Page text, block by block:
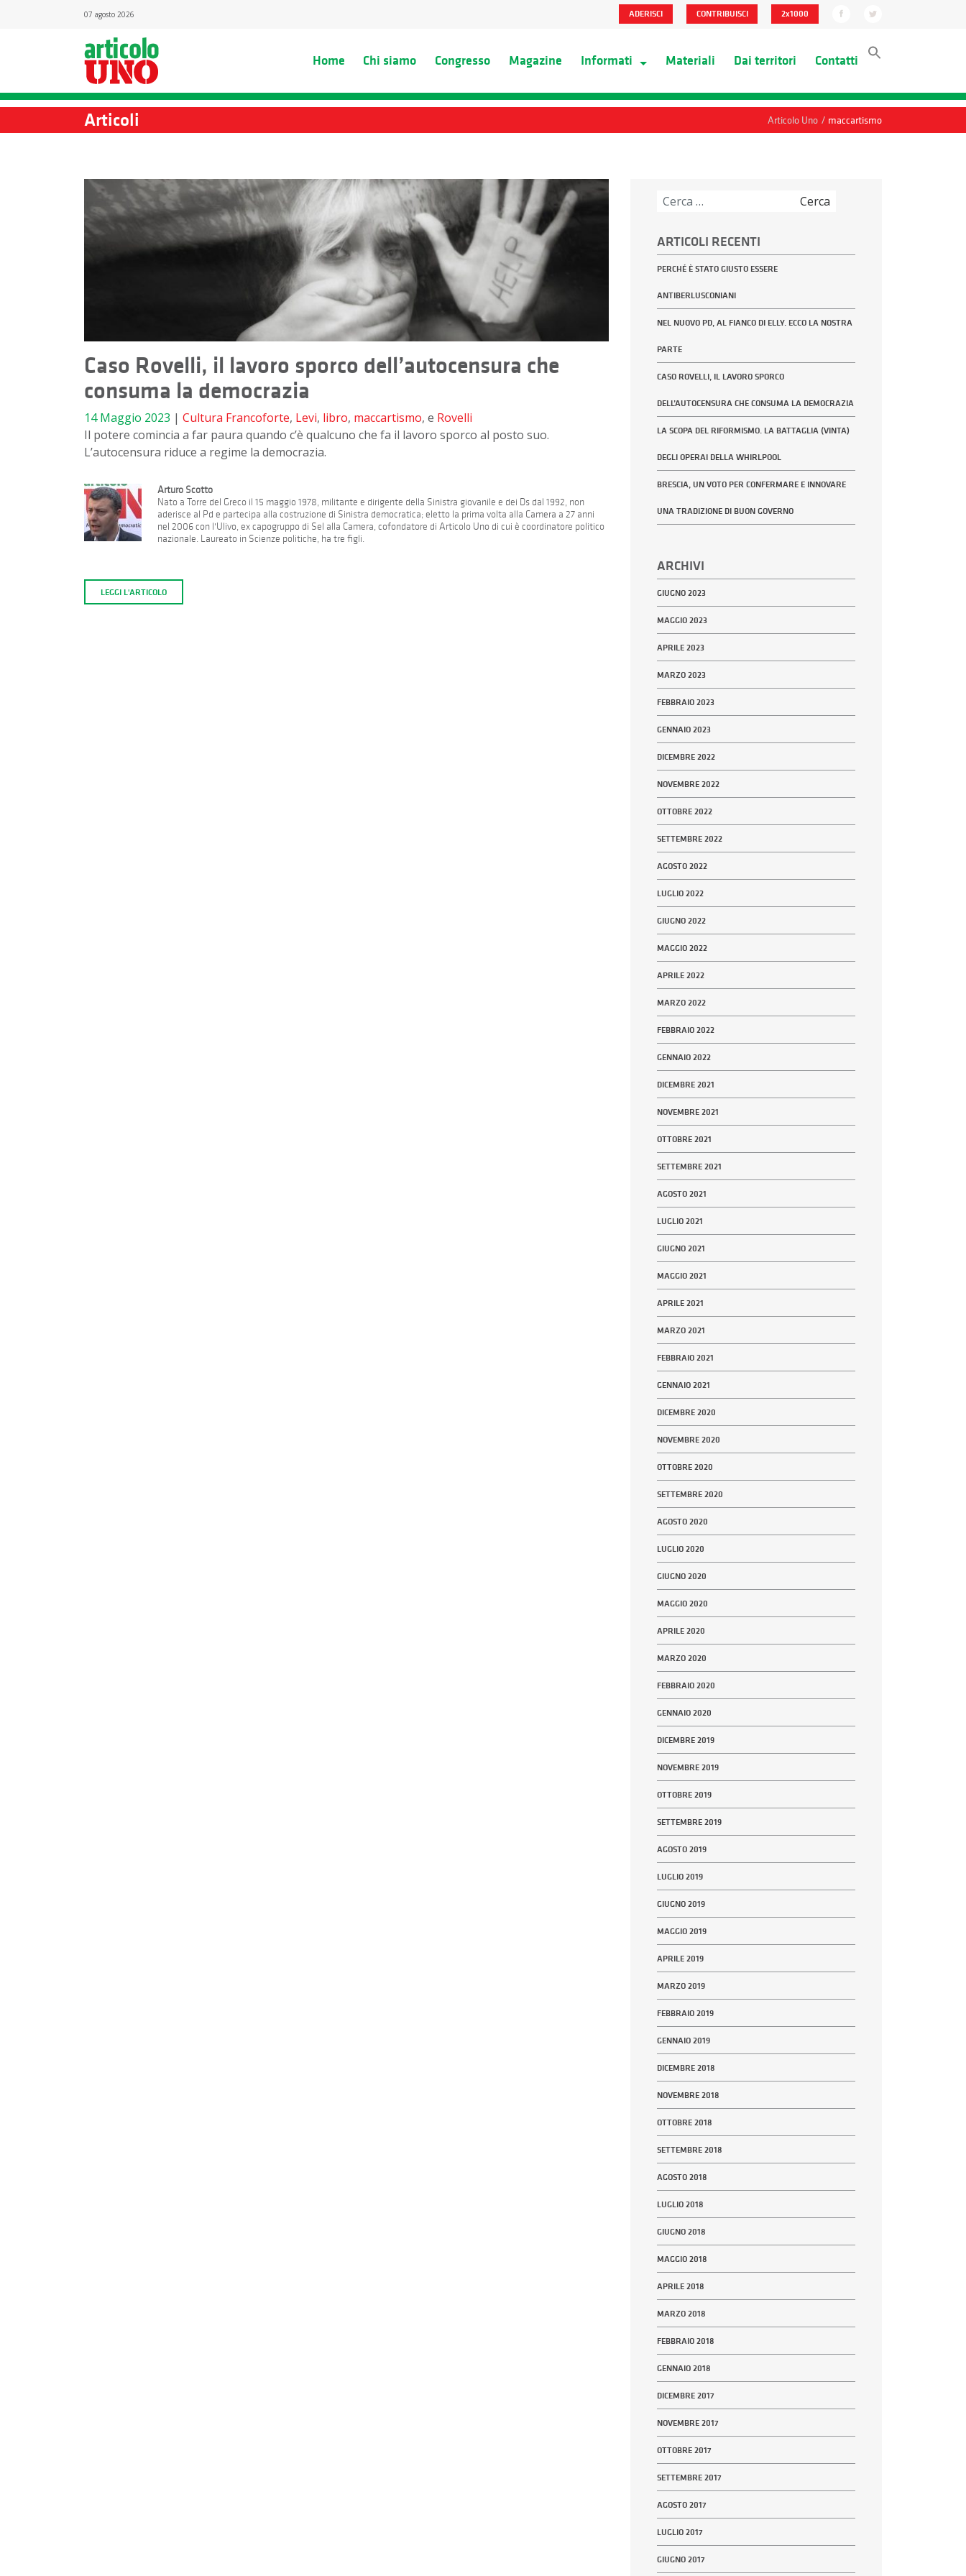
07 agosto 2026 ADERISCI CONTRIBUISCI 2x1000
Home Chi siamo Congresso Magazine Informati Materiali Dai territori Contatti
Articoli Articolo Uno / maccartismo
Caso Rovelli, il lavoro sporco dell’autocensura che
consuma la democrazia
14 Maggio 2023 | Cultura Francoforte, Levi, libro, maccartismo, e Rovelli
Il potere comincia a far paura quando c’è qualcuno che fa il lavoro sporco al posto suo.
L’autocensura riduce a regime la democrazia.
Arturo Scotto
Nato a Torre del Greco il 15 maggio 1978, militante e dirigente della Sinistra giovanile e dei Ds dal 1992, non
aderisce al Pd e partecipa alla costruzione di Sinistra democratica; eletto la prima volta alla Camera a 27 anni
nel 2006 con l'Ulivo, ex capogruppo di Sel alla Camera, cofondatore di Articolo Uno di cui è coordinatore politico
nazionale. Laureato in Scienze politiche, ha tre figli.
LEGGI L'ARTICOLO
ARTICOLI RECENTI
PERCHÉ È STATO GIUSTO ESSERE
ANTIBERLUSCONIANI
NEL NUOVO PD, AL FIANCO DI ELLY. ECCO LA NOSTRA
PARTE
CASO ROVELLI, IL LAVORO SPORCO
DELL’AUTOCENSURA CHE CONSUMA LA DEMOCRAZIA
LA SCOPA DEL RIFORMISMO. LA BATTAGLIA (VINTA)
DEGLI OPERAI DELLA WHIRLPOOL
BRESCIA, UN VOTO PER CONFERMARE E INNOVARE
UNA TRADIZIONE DI BUON GOVERNO
ARCHIVI
GIUGNO 2023
MAGGIO 2023
APRILE 2023
MARZO 2023
FEBBRAIO 2023
GENNAIO 2023
DICEMBRE 2022
NOVEMBRE 2022
OTTOBRE 2022
SETTEMBRE 2022
AGOSTO 2022
LUGLIO 2022
GIUGNO 2022
MAGGIO 2022
APRILE 2022
MARZO 2022
FEBBRAIO 2022
GENNAIO 2022
DICEMBRE 2021
NOVEMBRE 2021
OTTOBRE 2021
SETTEMBRE 2021
AGOSTO 2021
LUGLIO 2021
GIUGNO 2021
MAGGIO 2021
APRILE 2021
MARZO 2021
FEBBRAIO 2021
GENNAIO 2021
DICEMBRE 2020
NOVEMBRE 2020
OTTOBRE 2020
SETTEMBRE 2020
AGOSTO 2020
LUGLIO 2020
GIUGNO 2020
MAGGIO 2020
APRILE 2020
MARZO 2020
FEBBRAIO 2020
GENNAIO 2020
DICEMBRE 2019
NOVEMBRE 2019
OTTOBRE 2019
SETTEMBRE 2019
AGOSTO 2019
LUGLIO 2019
GIUGNO 2019
MAGGIO 2019
APRILE 2019
MARZO 2019
FEBBRAIO 2019
GENNAIO 2019
DICEMBRE 2018
NOVEMBRE 2018
OTTOBRE 2018
SETTEMBRE 2018
AGOSTO 2018
LUGLIO 2018
GIUGNO 2018
MAGGIO 2018
APRILE 2018
MARZO 2018
FEBBRAIO 2018
GENNAIO 2018
DICEMBRE 2017
NOVEMBRE 2017
OTTOBRE 2017
SETTEMBRE 2017
AGOSTO 2017
LUGLIO 2017
GIUGNO 2017